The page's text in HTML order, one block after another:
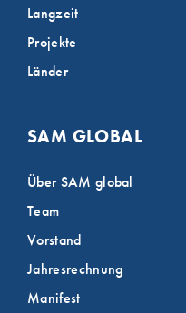
Langzeit
Projekte
Länder
SAM GLOBAL
Über SAM global
Team
Vorstand
Jahresrechnung
Manifest